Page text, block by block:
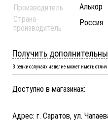
Производитель
Алькор
Страна-
производитель
Россия
Получить
В редких случаях изделие может иметь
Доступно в магазинах:
Адрес: г. Саратов, ул.